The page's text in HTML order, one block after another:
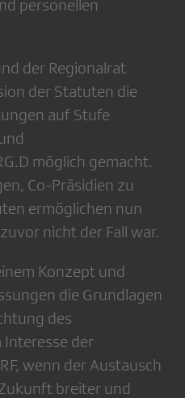
personellen
der Regionalrat
der Statuten die
auf Stufe
möglich gemacht.
Co-Präsidien zu
ermöglichen nun
nicht der Fall war.
Konzept und
die Grundlagen
des
Interesse der
wenn der Austausch
breiter und